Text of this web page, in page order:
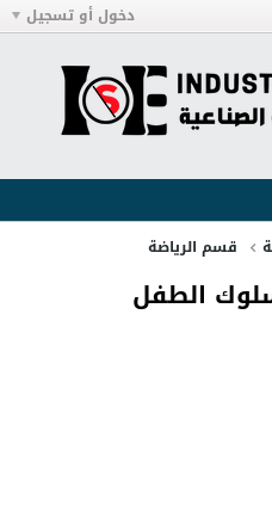
دخول أو تسجيل
قسم الرياضة
الطفل